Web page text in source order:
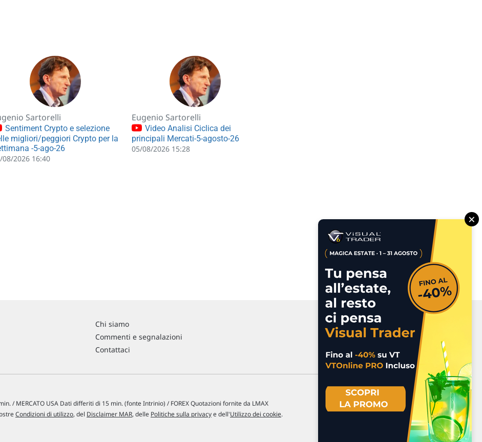
Sartorelli
Sentiment Crypto e selezione
migliori/peggiori Crypto per la
-5-ago-26
08/2026 16:40
Eugenio Sartorelli
Video Analisi Ciclica dei
principali Mercati-5-agosto-26
05/08/2026 15:28
Chi siamo
Commenti e segnalazioni
Contattaci
/ MERCATO USA Dati differiti di 15 min. (fonte Intrinio) / FOREX Quotazioni fornite da LMAX
Condizioni di utilizzo, del Disclaimer MAR, delle Politiche sulla privacye dell'Utilizzo dei cookie.
×